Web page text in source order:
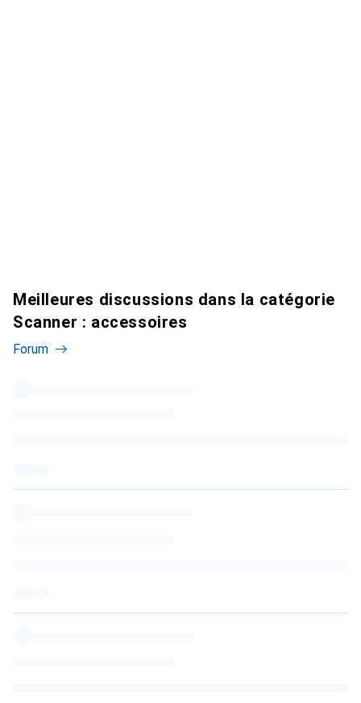
Meilleures discussions dans la catégorie
Scanner : accessoires
Forum